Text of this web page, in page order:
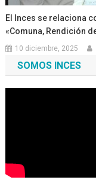
El Inces se relaciona
«Comuna, Rendición
10 diciembre, 2025
SOMOS INCES